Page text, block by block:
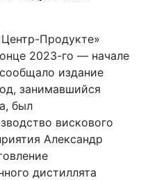
Продукте»
2023-го — начале
издание
занимавшийся
был
вискового
Александр
дистиллята